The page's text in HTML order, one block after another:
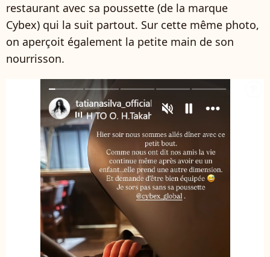
restaurant avec sa poussette (de la marque
Cybex) qui la suit partout. Sur cette même photo,
on aperçoit également la petite main de son
nourrisson.